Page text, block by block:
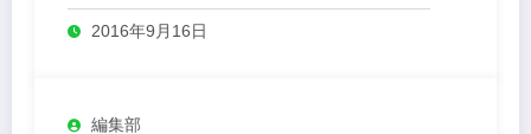
2016年9月16日
編集部